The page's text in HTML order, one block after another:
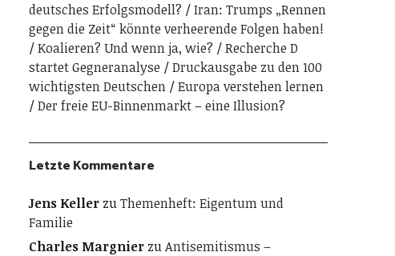
deutsches Erfolgsmodell?
Iran: Trumps „Rennen
gegen die Zeit“ könnte verheerende Folgen haben!
Koalieren? Und wenn ja, wie?
Recherche D
startet Gegneranalyse
Druckausgabe zu den 100
wichtigsten Deutschen
Europa verstehen lernen
Der freie EU-Binnenmarkt – eine Illusion?
Letzte Kommentare
Jens KellerzuThemenheft: Eigentum und
Familie
Charles MargnierzuAntisemitismus –